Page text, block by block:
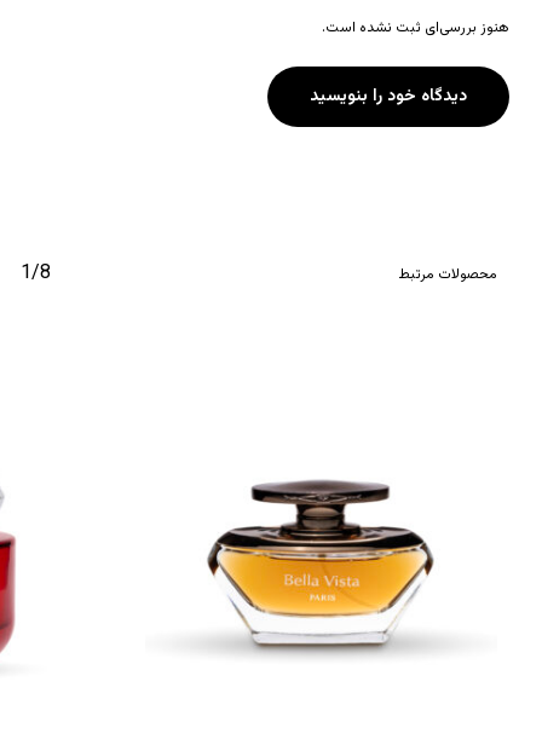
هنوز بررسی‌ای ثبت نشده است.
دیدگاه خود را بنویسید
محصولات مرتبط 1/8